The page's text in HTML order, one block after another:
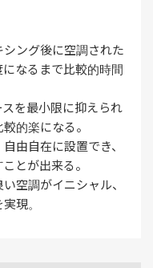
ング後に空調された
なるまで比較的時間
を最小限に抑えられ
的楽になる。
由自在に設置でき、
とが出来る。
空調がイニシャル、
現。